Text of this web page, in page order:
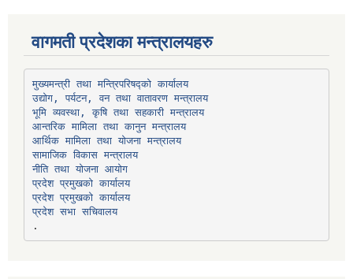
वागमती प्रदेशका मन्त्रालयहरु
मुख्यमन्त्री तथा मन्त्रिपरिषद्को कार्यालय
उद्योग, पर्यटन, वन तथा वातावरण मन्त्रालय
भूमि व्यवस्था, कृषि तथा सहकारी मन्त्रालय
आन्तरिक मामिला तथा कानुन मन्त्रालय
आर्थिक मामिला तथा योजना मन्त्रालय
सामाजिक विकास मन्त्रालय
नीति तथा योजना आयोग
प्रदेश प्रमुखको कार्यालय
प्रदेश प्रमुखको कार्यालय
प्रदेश सभा सचिवालय